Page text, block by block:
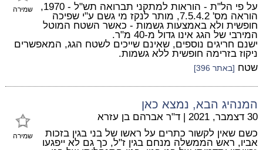
שמירה
על פי הל"ת - הוראות למתקני תברואה תש"ל - 1970,
הוראה מס' 7.5.4.2, מותר לנקז מי גשם ע"י שפיכה
חופשית ולא באמצעות גשמות - כאשר השטח המוטל
המירבי של הגג אינו גדול מ-40 מ"ר.
ישנם חריגים נוספים, שאינם שייכים לשטח הגג, המאפשרים
ניקוז בזרימה חופשית ללא גשמות.
שטח [באתר 396]
המנהיג הבא, נמצא כאן
שמירה
30 דצמבר, 2021 | ד"ר אברהם בן עזרא
כשם שאין לקשור כתרים על ראשו של בני בגין בזכות
אביו, ראש הממשלה מנחם בגין ז"ל, כך גם לא ייפגעו